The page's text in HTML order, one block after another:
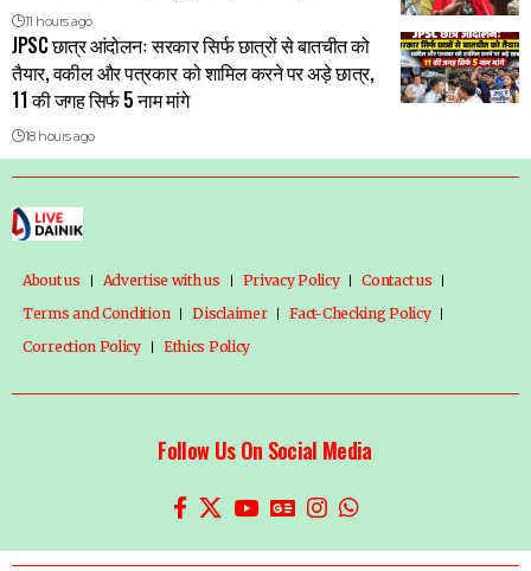
11 hours ago
JPSC छात्र आंदोलनः सरकार सिर्फ छात्रों से बातचीत को
तैयार, वकील और पत्रकार को शामिल करने पर अड़े छात्र,
11 की जगह सिर्फ 5 नाम मांगे
18 hours ago
About us Advertise with us Privacy Policy
Contact us
Terms and Condition
Disclaimer
Fact-Checking Policy
Correction Policy
Ethics Policy
Follow Us On Social Media